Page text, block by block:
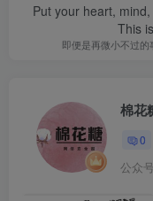
Put your heart,
This
即便是再微小不过
棉花
0
公众